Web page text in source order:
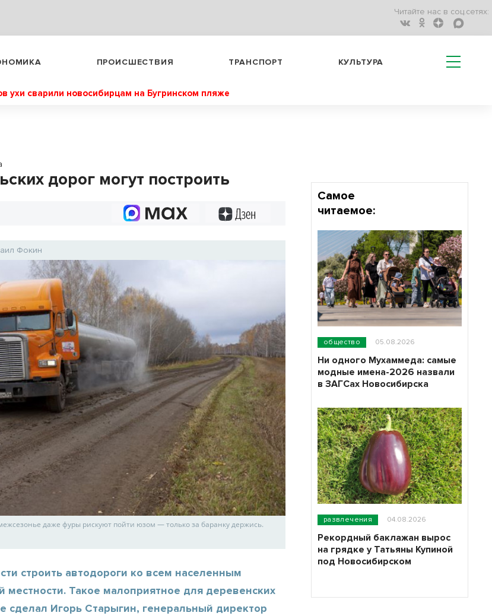
Читайте нас в соц.сетях:
ПРОИСШЕСТВИЯ ТРАНСПОРТ КУЛЬТУРА
ухи сварили новосибирцам на Бугринском пляже
дорог могут построить
Фокин
даже фуры рискуют пойти юзом — только за баранку держись.
строить автодороги ко всем населенным
местности. Такое малоприятное для деревенских
сделал Игорь Старыгин, генеральный директор
Самое
читаемое:
общество 05.08.2026
Ни одного Мухаммеда: самые
модные имена-2026 назвали
в ЗАГСах Новосибирска
развлечения 04.08.2026
Рекордный баклажан вырос
на грядке у Татьяны Купиной
под Новосибирском